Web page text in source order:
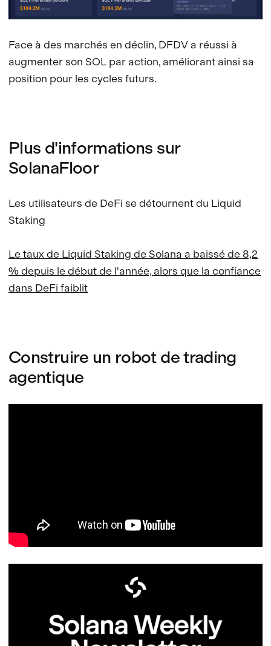
Face à des marchés en déclin, DFDV a réussi à
augmenter son SOL par action, améliorant ainsi sa
position pour les cycles futurs.
Plus d'informations sur
SolanaFloor
Les utilisateurs de DeFi se détournent du Liquid
Staking
Le taux de Liquid Staking de Solana a baissé de 8,2
% depuis le début de l'année, alors que la confiance
dans DeFi faiblit
Construire un robot de trading
agentique